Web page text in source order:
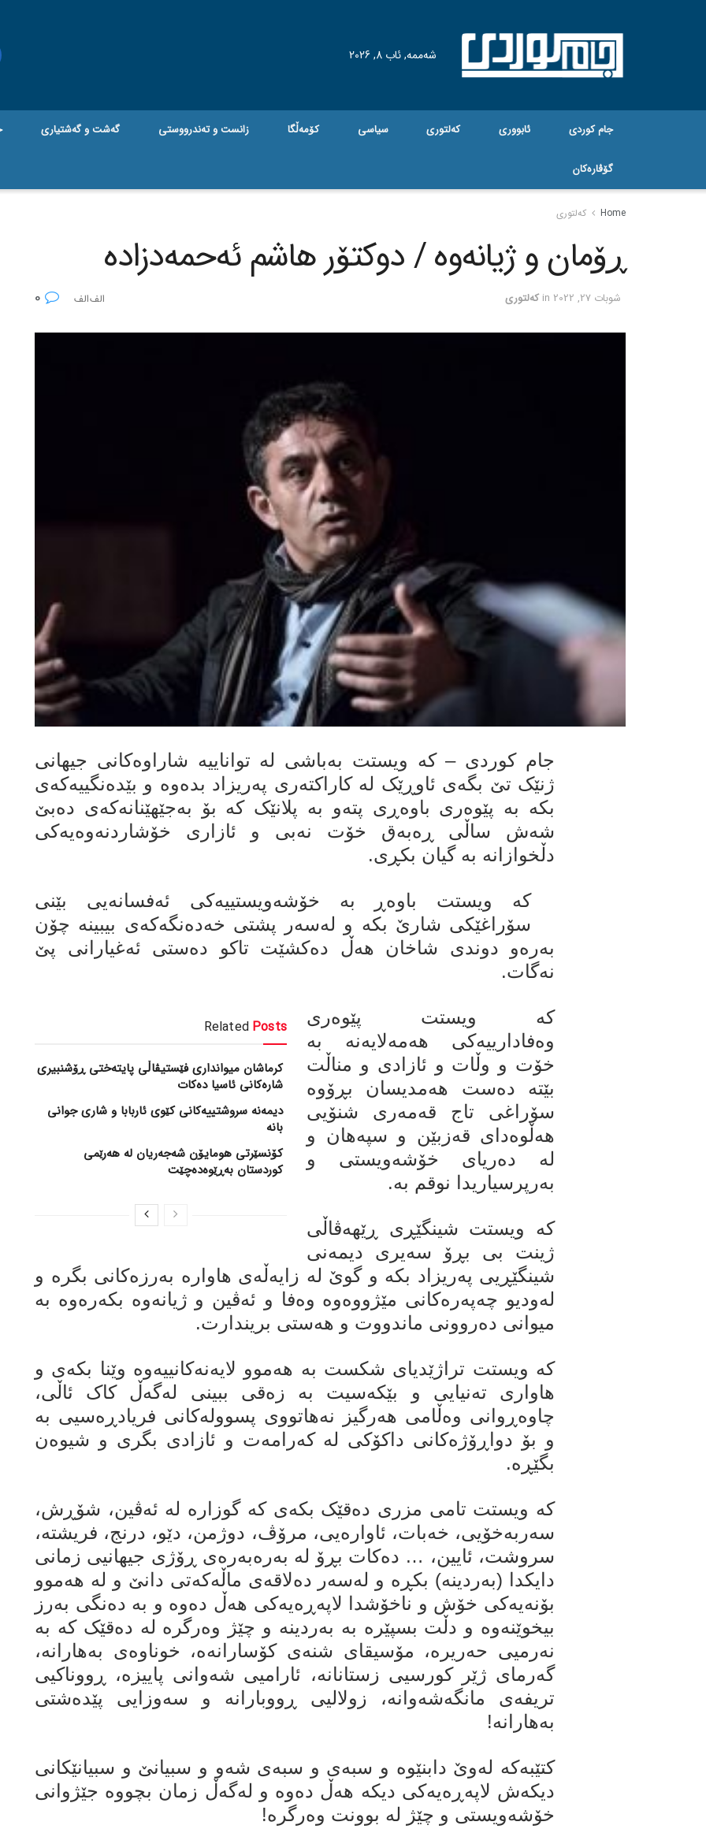
شەممە, ئاب 8, 2026
جام کوردی ئابووری کەلتوری سیاسی کۆمەڵگا زانست و تەندرووستی گه‌شت و گه‌شتیاری
گۆڤاره‌کان
Home کەلتوری
ڕۆمان و ژیانەوە / دوکتۆر هاشم ئەحمەدزادە
شوبات 27, 2022 in کەلتوری
جام کوردی – کە ویستت بەباشی لە تواناییە شاراوەکانی جیهانی
ژنێک تێ بگەی ئاوڕێک لە کاراکتەری پەریزاد بدەوە و بێدەنگییەکەی
بکە بە پێوەری باوەڕی پتەو بە پلانێک کە بۆ بەجێهێنانەکەی دەبێ
شەش ساڵی ڕەبەق خۆت نەبی و ئازاری خۆشاردنەوەیەکی
دڵخوازانە بە گیان بکڕی.
کە ویستت باوەڕ بە خۆشەویستییەکی ئەفسانەیی بێنی
سۆراغێکی شارێ بکە و لەسەر پشتی خەدەنگەکەی بیبینە چۆن
بەرەو دوندی شاخان هەڵ دەکشێت تاکو دەستی ئەغیارانی پێ
نەگات.
Related Posts
کرماشان میوانداری فێستیڤاڵی پایتەختی ڕۆشنبیری
شارەکانی ئاسیا دەکات
‎دیمەنە سروشتییەكانی كێوی ئاربابا و شاری جوانی
بانە
کۆنسێرتی هومایۆن شەجەریان لە هەرێمی
کوردستان بەڕێوەدەچێت
کە ویستت پێوەری
وەفادارییەکی هەمەلایەنە بە
خۆت و وڵات و ئازادی و مناڵت
بێتە دەست هەمدیسان بڕۆوە
سۆراغی تاج قەمەری شنۆیی
هەڵوەدای قەزبێن و سپەهان و
لە دەریای خۆشەویستی و
بەرپرسیاریدا نوقم بە.
کە ویستت شینگێڕی ڕێهەڤاڵی
ژینت بی بڕۆ سەیری دیمەنی
شینگێڕیی پەریزاد بکە و گوێ لە زایەڵەی هاوارە بەرزەکانی بگرە و
لەودیو چەپەرەکانی مێژووەوە وەفا و ئەڤین و ژیانەوە بکەرەوە بە
میوانی دەروونی ماندووت و هەستی بریندارت.
کە ویستت تراژێدیای شکست بە هەموو لایەنەکانییەوە وێنا بکەی و
هاواری تەنیایی و بێکەسیت بە زەقی ببینی لەگەڵ کاک ئاڵی،
چاوەڕوانی وەڵامی هەرگیز نەهاتووی پسوولەکانی فریادڕەسیی بە
و بۆ دواڕۆژەکانی داکۆکی لە کەرامەت و ئازادی بگری و شیوەن
بگێڕە.
کە ویستت تامی مزری دەقێک بکەی کە گوزارە لە ئەڤین، شۆڕش،
سەربەخۆیی، خەبات، ئاوارەیی، مرۆڤ، دوژمن، دێو، درنج، فریشتە،
سروشت، ئایین، … دەکات بڕۆ لە بەرەبەرەی ڕۆژی جیهانیی زمانی
دایکدا (بەردینە) بکڕە و لەسەر دەلاقەی ماڵەکەتی دانێ و لە هەموو
بۆنەیەکی خۆش و ناخۆشدا لاپەڕەیەکی هەڵ دەوە و بە دەنگی بەرز
بیخوێنەوە و دڵت بسپێرە بە بەردینە و چێژ وەرگرە لە دەقێک کە بە
نەرمیی حەریرە، مۆسیقای شنەی کۆسارانەە، خوناوەی بەهارانە،
گەرمای ژێر کورسیی زستانانە، ئارامیی شەوانی پاییزە، ڕووناکیی
تریفەی مانگەشەوانە، زولالیی ڕووبارانە و سەوزایی پێدەشتی
بەهارانە!
کتێبەکە لەوێ دابنێوە و سبەی و سبەی شەو و سبیانێ و سبیانێکانی
دیکەش لاپەڕەیەکی دیکە هەڵ دەوە و لەگەڵ زمان بچووە جێژوانی
خۆشەویستی و چێژ لە بوونت وەرگرە!